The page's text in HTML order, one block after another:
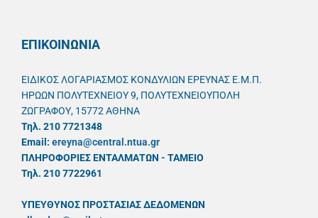
ΕΠΙΚΟΙΝΩΝΙΑ
ΕΙΔΙΚΟΣ ΛΟΓΑΡΙΑΣΜΟΣ ΚΟΝΔΥΛΙΩΝ ΕΡΕΥΝΑΣ Ε.Μ.Π.
ΗΡΩΩΝ ΠΟΛΥΤΕΧΝΕΙΟΥ 9, ΠΟΛΥΤΕΧΝΕΙΟΥΠΟΛΗ
ΖΩΓΡΑΦΟΥ, 15772 ΑΘΗΝΑ
Τηλ. 210 7721348
Email: ereyna@central.ntua.gr
ΠΛΗΡΟΦΟΡΙΕΣ ΕΝΤΑΛΜΑΤΩΝ - ΤΑΜΕΙΟ
Τηλ. 210 7722961
ΥΠΕΥΘYΝΟΣ ΠΡΟΣΤΑΣΙΑΣ ΔΕΔΟΜΕΝΩΝ